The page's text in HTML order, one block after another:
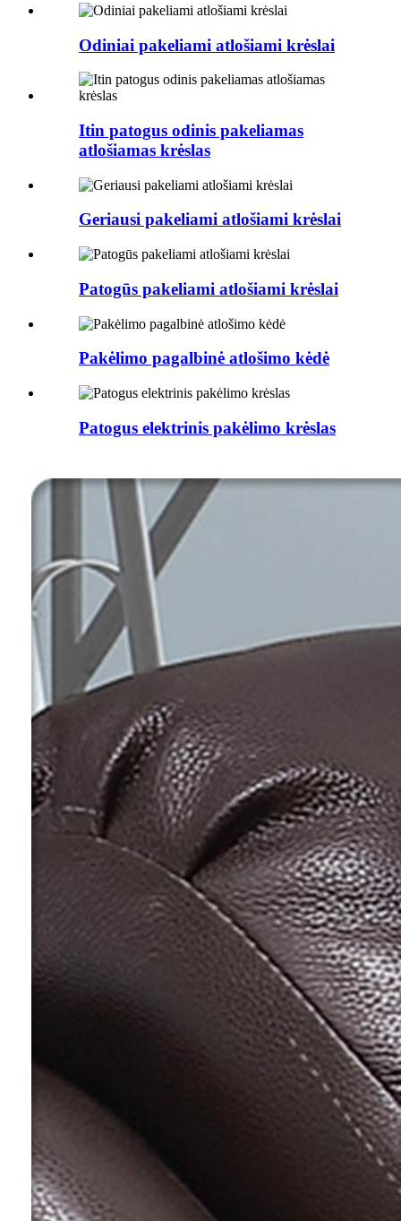
Odiniai pakeliami atlošiami krėslai
Itin patogus odinis pakeliamas
atlošiamas krėslas
Geriausi pakeliami atlošiami krėslai
Patogūs pakeliami atlošiami krėslai
Pakėlimo pagalbinė atlošimo kėdė
Patogus elektrinis pakėlimo krėslas